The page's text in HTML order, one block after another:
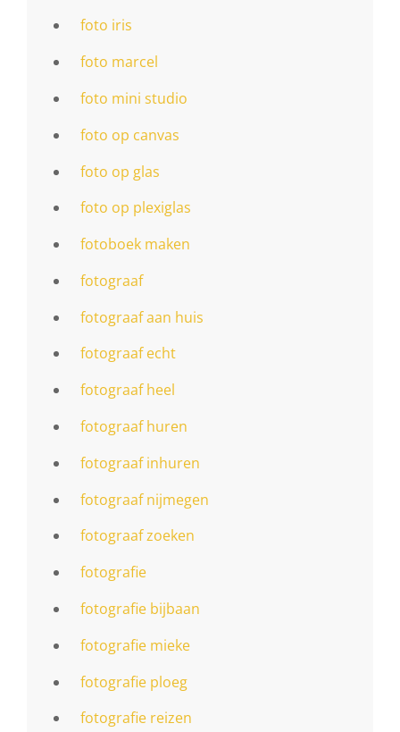
foto iris
foto marcel
foto mini studio
foto op canvas
foto op glas
foto op plexiglas
fotoboek maken
fotograaf
fotograaf aan huis
fotograaf echt
fotograaf heel
fotograaf huren
fotograaf inhuren
fotograaf nijmegen
fotograaf zoeken
fotografie
fotografie bijbaan
fotografie mieke
fotografie ploeg
fotografie reizen